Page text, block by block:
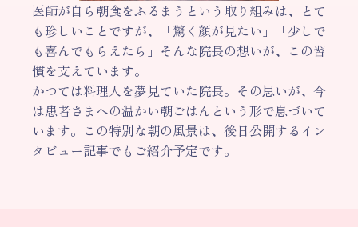
医師が自ら朝食をふるまうという取り組みは、とて
も珍しいことですが、「驚く顔が見たい」「少しで
も喜んでもらえたら」そんな院長の想いが、この習
慣を支えています。
かつては料理人を夢見ていた院長。その思いが、今
は患者さまへの温かい朝ごはんという形で息づいて
います。この特別な朝の風景は、後日公開するイン
タビュー記事でもご紹介予定です。